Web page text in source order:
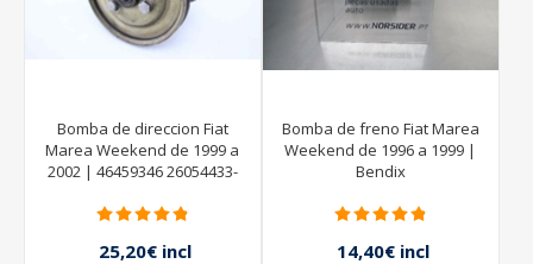
Bomba de direccion Fiat
Marea Weekend de 1999 a
2002 | 46459346 26054433-
25,20€ incl
Bomba de freno Fiat Marea
Weekend de 1996 a 1999 |
Bendix
14,40€ incl